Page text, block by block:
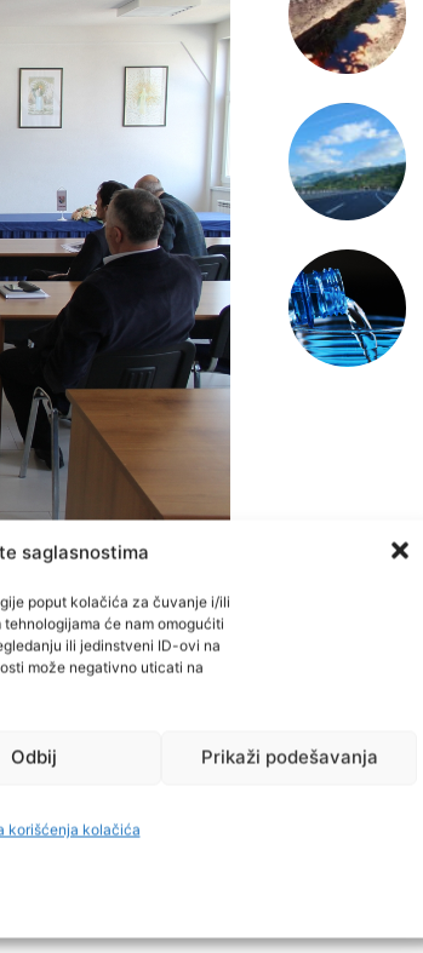
saglasnostima
poput kolačića za čuvanje i/ili
će nam omogućiti
ili jedinstveni ID-ovi na
može negativno uticati na
Odbij Prikaži podešavanja
korišćenja kolačića
je Prezentacija I
Usora”, prema
IPKIN“ d.o.o. Bijeljina
županije i